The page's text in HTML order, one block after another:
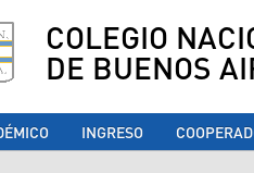
COLEGIO
DE BUENOS
INGRESO